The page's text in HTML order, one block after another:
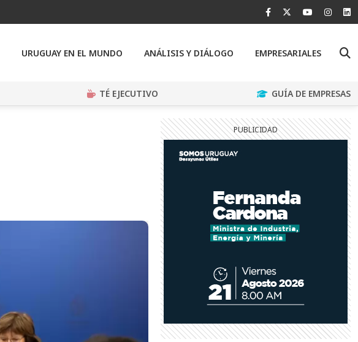
URUGUAY EN EL MUNDO ANÁLISIS Y DIÁLOGO EMPRESARIALES
TÉ EJECUTIVO GUÍA DE EMPRESAS